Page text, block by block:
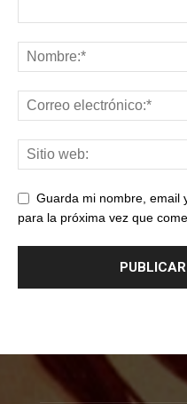
Guarda mi nombre, email
para la próxima vez que